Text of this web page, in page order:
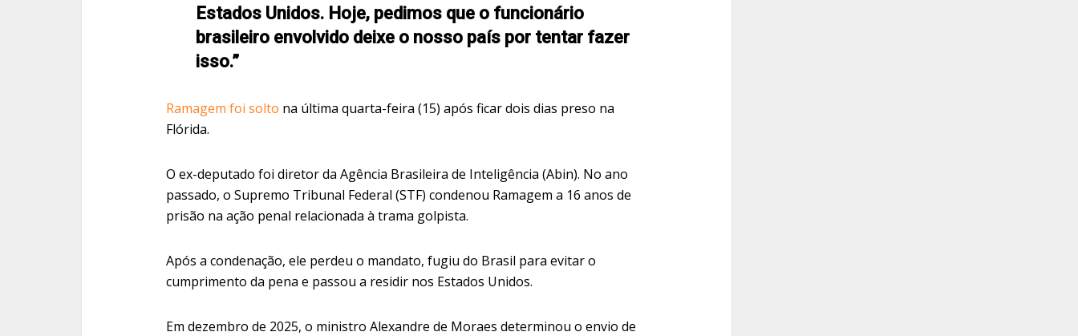
Estados Unidos. Hoje, pedimos que o funcionário
brasileiro envolvido deixe o nosso país por tentar fazer
isso.”
Ramagem foi solto na última quarta-feira (15) após ficar dois dias preso na
Flórida.
O ex-deputado foi diretor da Agência Brasileira de Inteligência (Abin). No ano
passado, o Supremo Tribunal Federal (STF) condenou Ramagem a 16 anos de
prisão na ação penal relacionada à trama golpista.
Após a condenação, ele perdeu o mandato, fugiu do Brasil para evitar o
cumprimento da pena e passou a residir nos Estados Unidos.
Em dezembro de 2025, o ministro Alexandre de Moraes determinou o envio de